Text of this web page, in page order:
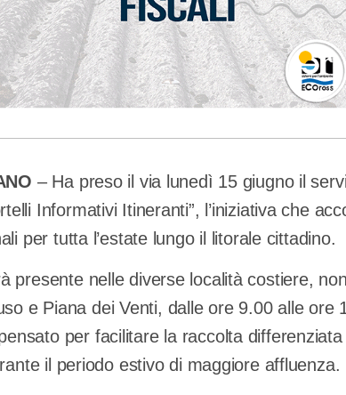
– Ha preso il via lunedì 15 giugno il
Informativi Itineranti”, l’iniziativa che
per tutta l’estate lungo il litorale cittadino.
presente nelle diverse località costiere,
e Piana dei Venti, dalle ore 9.00 alle ore
per facilitare la raccolta
il periodo estivo di maggiore affluenza.